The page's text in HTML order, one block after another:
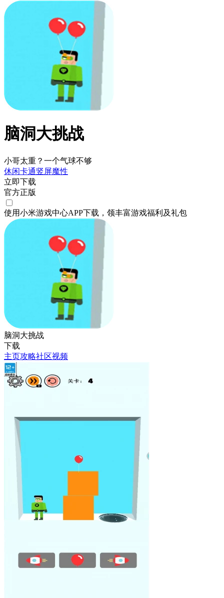
脑洞大挑战
小哥太重？一个气球不够
休闲卡通竖屏魔性
立即下载
官方正版
使用小米游戏中心APP下载 ，领丰富游戏福利 及礼包
脑洞大挑战
下载
主页攻略社区视频